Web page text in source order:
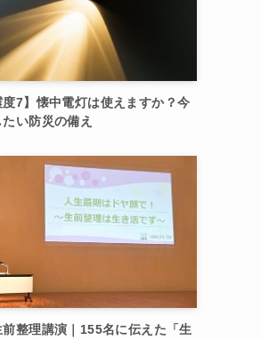
度7】懐中電灯は使えますか？今
い防災の備え
整理講演｜155名に伝えた「生